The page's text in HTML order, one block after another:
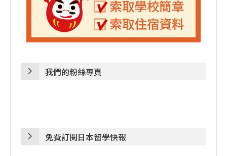
我們的粉絲專頁
免費訂閱日本留學快報